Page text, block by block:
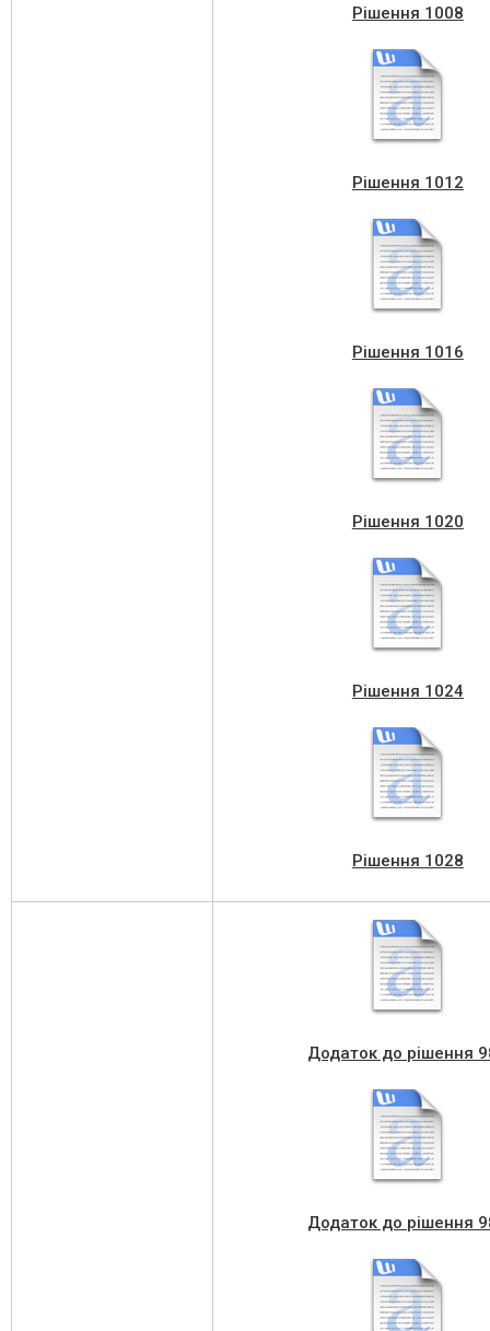
Рішення 1008
Рішення 1012
Рішення 1016
Рішення 1020
Рішення 1024
Рішення 1028
Додаток до рішення
Додаток до рішення